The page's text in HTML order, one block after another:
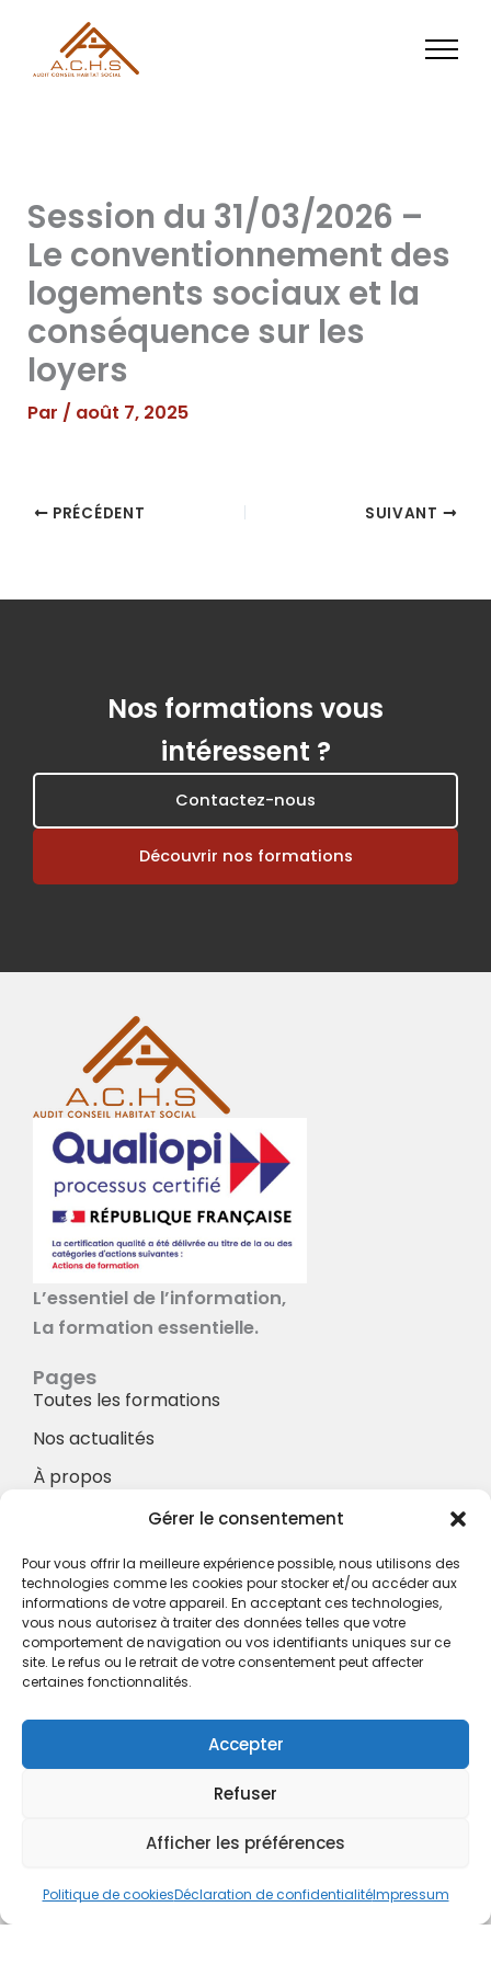
Gérer le consentement
Pour vous offrir la meilleure expérience possible, nous utilisons des
technologies comme les cookies pour stocker et/ou accéder aux
informations de votre appareil. En acceptant ces technologies,
vous nous autorisez à traiter des données telles que votre
comportement de navigation ou vos identifiants uniques sur ce
site. Le refus ou le retrait de votre consentement peut affecter
certaines fonctionnalités.
Accepter
Refuser
Afficher les préférences
Politique de cookiesDéclaration de confidentialitéImpressum
contenu
Session du 31/03/2026 –
Le conventionnement des
logements sociaux et la
conséquence sur les
loyers
Par / août 7, 2025
PRÉCÉDENT SUIVANT
Nos formations vous
intéressent ?
Contactez-nous
Découvrir nos formations
L’essentiel de l’information,
La formation essentielle.
Pages
Toutes les formations
Nos actualités
À propos
À propos
Hotel à proximité
Politique de confidentialité
CGV
cboukris@habitat-social.com